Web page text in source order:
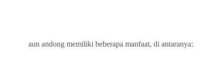
aun andong memiliki beberapa manfaat, di antaranya: